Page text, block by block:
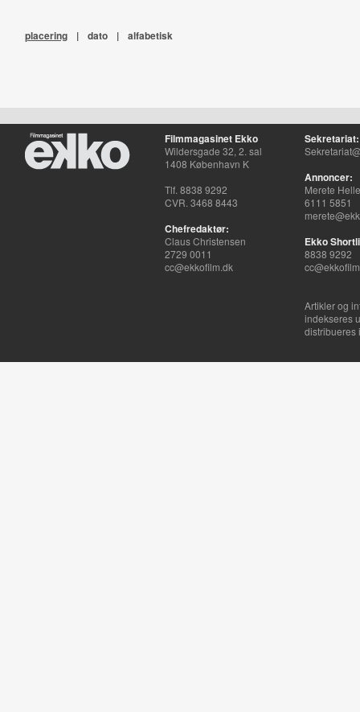
placering | dato | alfabetisk
Filmmagasinet Ekko
Wildersgade 32, 2. sal
1408 København K
Tlf. 8838 9292
CVR. 3468 8443
Chefredaktør:
Claus Christensen
2729 0011
cc@ekkofilm.dk
Sekretariat:
Annoncer:
Merete
6111 5851
Ekko
8838 9292
Artikler og
indekseres
distribueres